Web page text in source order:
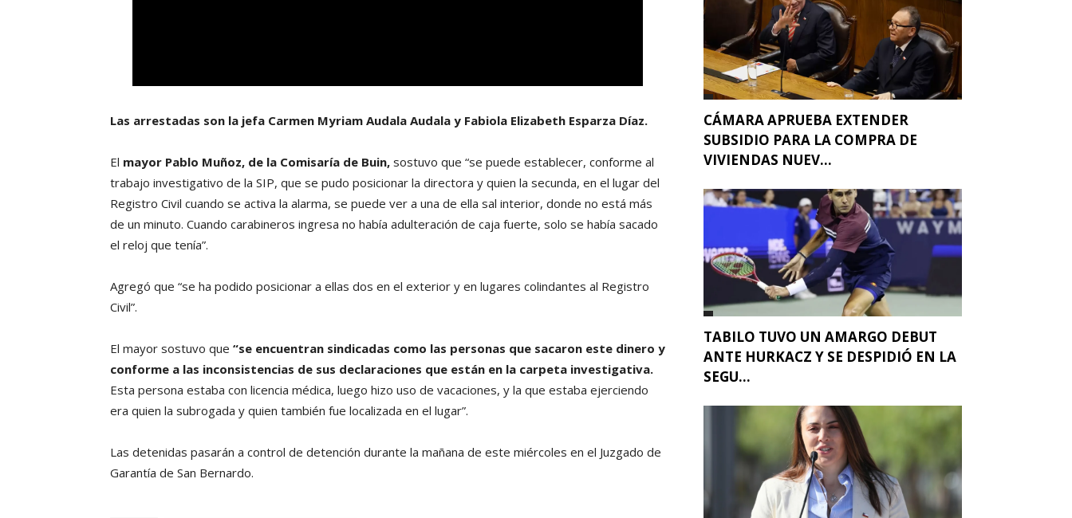
Las arrestadas son la jefa Carmen Myriam Audala Audala y Fabiola Elizabeth Esparza Díaz.
El mayor Pablo Muñoz, de la Comisaría de Buin, sostuvo que “se puede establecer, conforme al
trabajo investigativo de la SIP, que se pudo posicionar la directora y quien la secunda, en el lugar del
Registro Civil cuando se activa la alarma, se puede ver a una de ella sal interior, donde no está más
de un minuto. Cuando carabineros ingresa no había adulteración de caja fuerte, solo se había sacado
el reloj que tenía”.
Agregó que “se ha podido posicionar a ellas dos en el exterior y en lugares colindantes al Registro
Civil”.
El mayor sostuvo que “se encuentran sindicadas como las personas que sacaron este dinero y
conforme a las inconsistencias de sus declaraciones que están en la carpeta investigativa.
Esta persona estaba con licencia médica, luego hizo uso de vacaciones, y la que estaba ejerciendo
era quien la subrogada y quien también fue localizada en el lugar”.
Las detenidas pasarán a control de detención durante la mañana de este miércoles en el Juzgado de
Garantía de San Bernardo.
CÁMARA APRUEBA EXTENDER
SUBSIDIO PARA LA COMPRA DE
VIVIENDAS NUEV...
TABILO TUVO UN AMARGO DEBUT
ANTE HURKACZ Y SE DESPIDIÓ EN LA
SEGU...